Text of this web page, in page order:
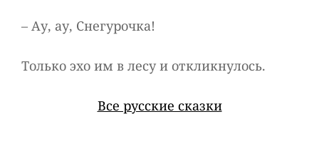
– Ау, ау, Снегурочка!
Только эхо им в лесу и откликнулось.
Все русские сказки